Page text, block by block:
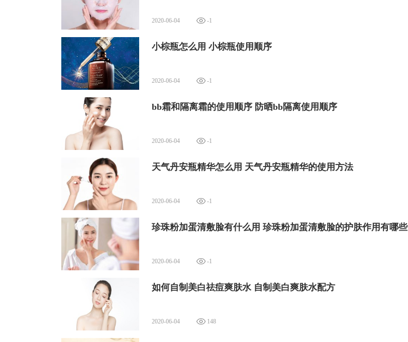
2020-06-04 -1
小棕瓶怎么用 小棕瓶使用顺序
2020-06-04 -1
bb霜和隔离霜的使用顺序 防晒bb隔离使用顺序
2020-06-04 -1
天气丹安瓶精华怎么用 天气丹安瓶精华的使用方法
2020-06-04 -1
珍珠粉加蛋清敷脸有什么用 珍珠粉加蛋清敷脸的护肤作用有哪些
2020-06-04 -1
如何自制美白祛痘爽肤水 自制美白爽肤水配方
2020-06-04 148